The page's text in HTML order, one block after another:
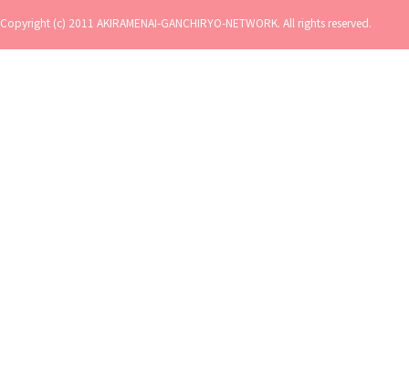
Copyright (c) 2011 AKIRAMENAI-GANCHIRYO-NETWORK. All rights reserved.